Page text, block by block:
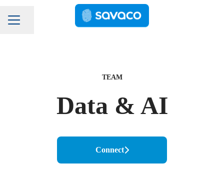
Carrièremenu
Pagina delen
TEAM
Data & AI
Connect